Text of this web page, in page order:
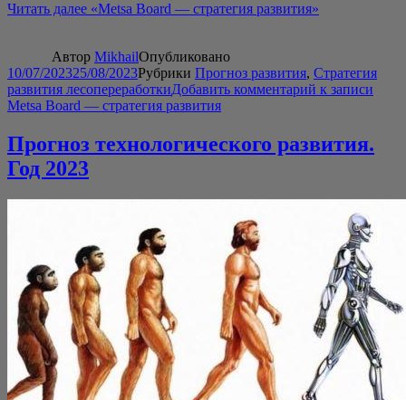
Читать далее «Metsa Board — стра­те­гия развития»
Автор MikhailОпубликовано
10/07/202325/08/2023Рубрики Прогноз развития, Стратегия
развития лесопереработкиДобавить комментарий к записи
Metsa Board — стратегия развития
Прогноз технологического развития.
Год 2023